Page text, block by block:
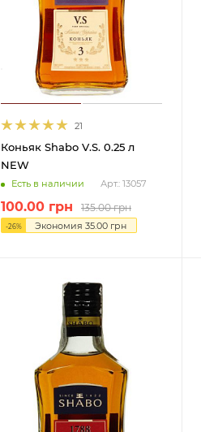
21
Коньяк Shabo V.S. 0.25 л
NEW
Есть в наличии Арт.: 13057
100.00 грн 135.00грн
-26% Экономия 35.00 грн